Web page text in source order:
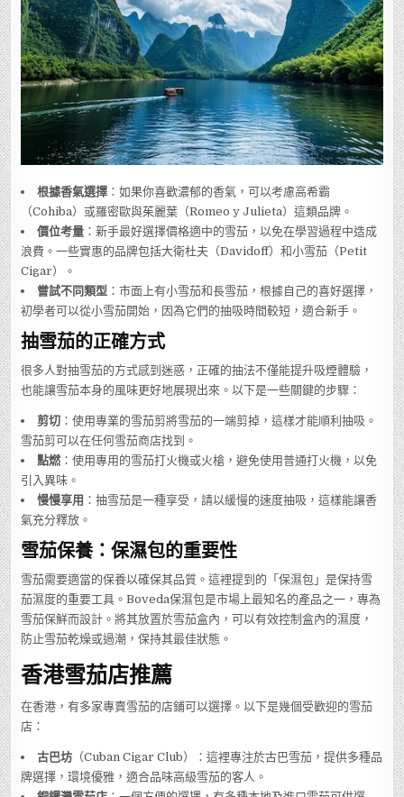
根據香氣選擇 ：如果你喜歡濃郁的香氣，可以考慮高希霸
（Cohiba）或羅密歐與茱麗葉（Romeo y Julieta）這類品牌。
價位考量 ：新手最好選擇價格適中的雪茄，以免在學習過程中造成
浪費。一些實惠的品牌包括大衛杜夫（Davidoff）和小雪茄（Petit
Cigar）。
嘗試不同類型 ：市面上有小雪茄和長雪茄，根據自己的喜好選擇，
初學者可以從小雪茄開始，因為它們的抽吸時間較短，適合新手。
抽雪茄的正確方式
很多人對抽雪茄的方式感到迷惑，正確的抽法不僅能提升吸煙體驗，
也能讓雪茄本身的風味更好地展現出來。以下是一些關鍵的步驟：
剪切 ：使用專業的雪茄剪將雪茄的一端剪掉，這樣才能順利抽吸。
雪茄剪可以在任何雪茄商店找到。
點燃 ：使用專用的雪茄打火機或火槍，避免使用普通打火機，以免
引入異味。
慢慢享用 ：抽雪茄是一種享受，請以緩慢的速度抽吸，這樣能讓香
氣充分釋放。
雪茄保養：保濕包的重要性
雪茄需要適當的保養以確保其品質。這裡提到的「保濕包」是保持雪
茄濕度的重要工具。Boveda保濕包是市場上最知名的產品之一，專為
雪茄保鮮而設計。將其放置於雪茄盒內，可以有效控制盒內的濕度，
防止雪茄乾燥或過潮，保持其最佳狀態。
香港雪茄店推薦
在香港，有多家專賣雪茄的店鋪可以選擇。以下是幾個受歡迎的雪茄
店：
古巴坊 （Cuban Cigar Club）：這裡專注於古巴雪茄，提供多種品
牌選擇，環境優雅，適合品味高級雪茄的客人。